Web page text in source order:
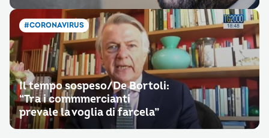
#CORONAVIRUS
Il tempo sospeso/De Bortoli:
“Tra i commmercianti
prevale la voglia di farcela”